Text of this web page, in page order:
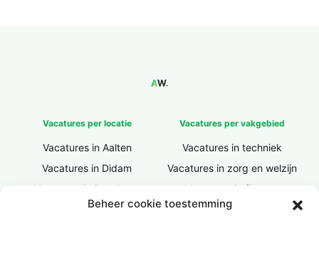
Beheer cookie toestemming
Vacatures per locatie
Vacatures in Aalten
Vacatures in Didam
Vacatures in Doesburg
Vacatures in Doetinchem
Vacatures per vakgebied
Vacatures in techniek
Vacatures in zorg en welzijn
Vacatures in finance
Vacatures in ICT / IT